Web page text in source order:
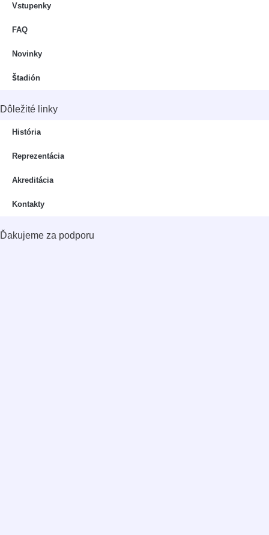
Vstupenky
FAQ
Novinky
Štadión
Dôležité linky
História
Reprezentácia
Akreditácia
Kontakty
Ďakujeme za podporu